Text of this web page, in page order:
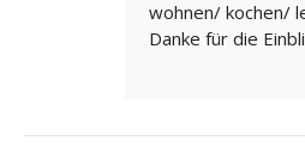
wohnen/ kochen/
Danke für die